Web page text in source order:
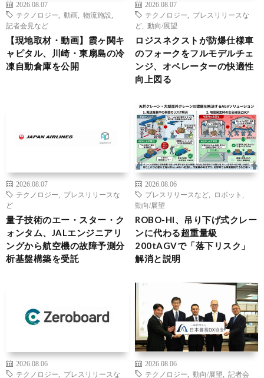
2026.08.07
テクノロジー
動画 物流施設
記者会見など
【現地取材・動画】霞ヶ関キ
ャピタル、川崎・東扇島の冷
凍自動倉庫を公開
2026.08.07
テクノロジー
プレスリリースな
ど
動向/展望
ロジスネクストが防爆仕様車
のフォークをフルモデルチェ
ンジ、オペレーターの快適性
向上図る
2026.08.07
テクノロジー
プレスリリースな
ど
量子技術のエー・スター・ク
ォンタム、JALエンジニアリ
ングから航空機の故障予測分
析基盤構築を受託
2026.08.06
プレスリリースなど
ロボット
動向/展望
ROBO-HI、吊り下げ式クレー
ンに代わる超重量級
200tAGVで「落下リスク」
解消と説明
2026.08.06
テクノロジー
プレスリリースな
2026.08.06
テクノロジー
動向/展望
記者会